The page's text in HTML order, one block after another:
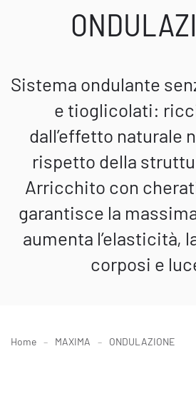
Sistema ondulante
e tioglicolati:
dall’effetto naturale
rispetto della
Arricchito con
garantisce la
aumenta l’elasticità,
corposi e
Home MAXIMA ONDULAZIONE